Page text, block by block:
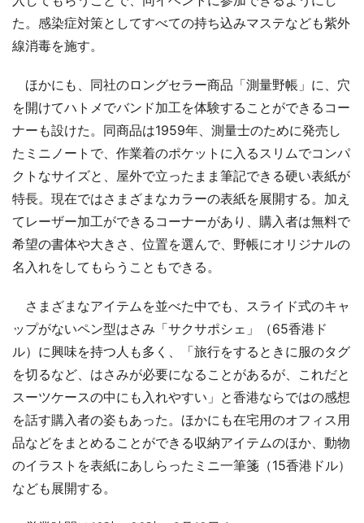
た。感染症対策としてすべての持ち込みマステなども紫外
線消毒を施す。
ほかにも、同社のロングセラー商品「測量野帳」に、穴
を開けてハトメでバンド加工を体験することができるコー
ナーも設けた。同商品は1959年、測量士のために発売し
たミニノートで、作業着のポケットに入るスリムでコンパ
クトなサイズと、屋外で立ったまま筆記できる硬い表紙が
特長。現在ではさまざまなカラーの表紙を展開する。加え
てレーザー加工ができるコーナーがあり、購入者は無料で
希望の書体や大きさ、位置を選んで、野帳にオリジナルの
名入れをしてもらうこともできる。
さまざまなアイテムを並べた中でも、スライド式のキャ
ップがないペン型はさみ「サクサポシェ」（65香港ド
ル）に興味を持つ人も多く、「旅行をするときに服のタグ
を切るなど、はさみが必要になることがあるが、これだと
スーツケースの中にも入れやすい」と香港ならではの感想
を話す購入者の姿もあった。ほかにも在宅用のオフィス用
品などをまとめることができる収納アイテムのほか、動物
のイラストを表紙にあしらったミニ一筆箋（15香港ドル）
なども展開する。